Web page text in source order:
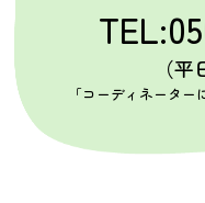
（平
「コーディネーター